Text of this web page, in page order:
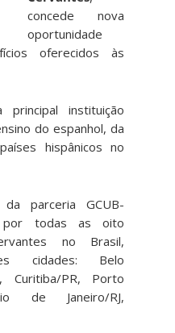
concede nova
oportunidade
oferecidos às
instituição
do espanhol, da
hispânicos no
parceria GCUB-
por todas as oito
no Brasil,
cidades: Belo
Curitiba/PR, Porto
de Janeiro/RJ,